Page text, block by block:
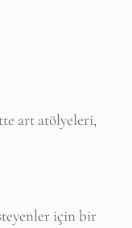
art atölyeleri,
için bir